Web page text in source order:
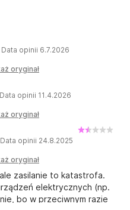
opinii 6.7.2026
oryginał
opinii 11.4.2026
oryginał
opinii 24.8.2025
oryginał
zasilanie to katastrofa.
elektrycznych (np.
bo w przeciwnym razie